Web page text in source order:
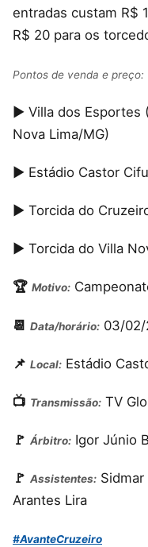
entradas custam R$
R$ 20 para os
Pontos de venda e preço:
▶️ Villa dos Esportes
Nova Lima/MG)
▶️ Estádio Castor
▶️ Torcida do
▶️ Torcida do Villa
🏆 Motivo:
📆 Data/horário: 03/02/
📌 Local: Estádio
📺 Transmissão: TV
🚩 Árbitro: Igor Júnio
🚩 Assistentes:
Arantes Lira
#AvanteCruzeiro